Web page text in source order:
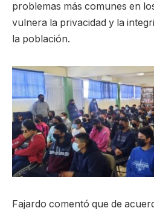
problemas más comunes en
vulnera la privacidad y la
la población.
Fajardo comentó que de